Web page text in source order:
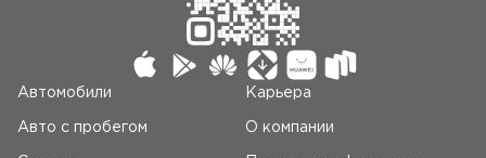
Автомобили
Авто c пробегом
Карьера
О компании